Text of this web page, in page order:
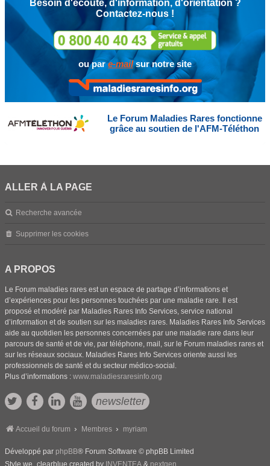
Besoin d'écoute, d'information, d'orientation ?
Contactez-nous !
ou pare-mailsur notre site
Le Forum Maladies Rares fonctionne
grâce au soutien de l'AFM-Téléthon
ALLER À LA PAGE
Recherche avancée
Supprimer les cookies
A PROPOS
Le Forum maladies rares est un espace de partage d’informations et
d’expériences pour les personnes touchées par une maladie rare. Il est
proposé et modéré par Maladies Rares Info Services, service national
d’information et de soutien sur les maladies rares. Maladies Rares Info Services
aide au quotidien les personnes concernées par une maladie rare dans leur
parcours de santé et de vie, par téléphone, mail, sur le Forum maladies rares et
sur les réseaux sociaux. Maladies Rares Info Services oriente aussi les
professionnels de santé et du secteur médico-social.
Plus d’informations : www.maladiesraresinfo.org
newsletter
Accueil du forum Membres myriam
Développé par phpBB® Forum Software © phpBB Limited
Style we_clearblue created by INVENTEA & nextgen